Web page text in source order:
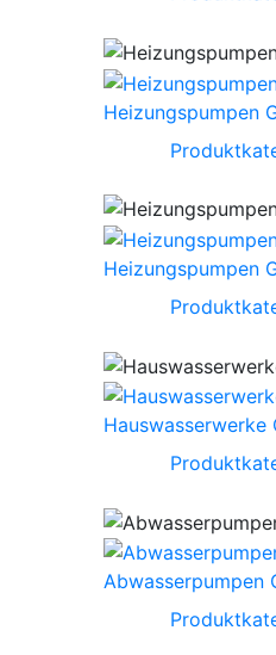
Heizungspumpen
Heizungspumpen
Hauswasserwerke
Abwasserpumpen